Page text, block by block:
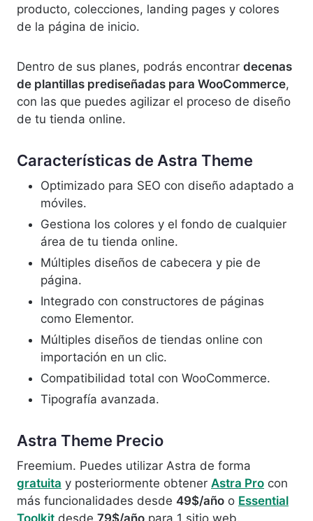
producto, colecciones, landing pages y colores
de la página de inicio.
Dentro de sus planes, podrás encontrar decenas
de plantillas prediseñadas para WooCommerce,
con las que puedes agilizar el proceso de diseño
de tu tienda online.
Características de Astra Theme
Optimizado para SEO con diseño adaptado a
móviles.
Gestiona los colores y el fondo de cualquier
área de tu tienda online.
Múltiples diseños de cabecera y pie de
página.
Integrado con constructores de páginas
como Elementor.
Múltiples diseños de tiendas online con
importación en un clic.
Compatibilidad total con WooCommerce.
Tipografía avanzada.
Astra Theme Precio
Freemium. Puedes utilizar Astra de forma
gratuita y posteriormente obtener Astra Pro con
más funcionalidades desde 49$/año o Essential
Toolkit desde 79$/año para 1 sitio web.